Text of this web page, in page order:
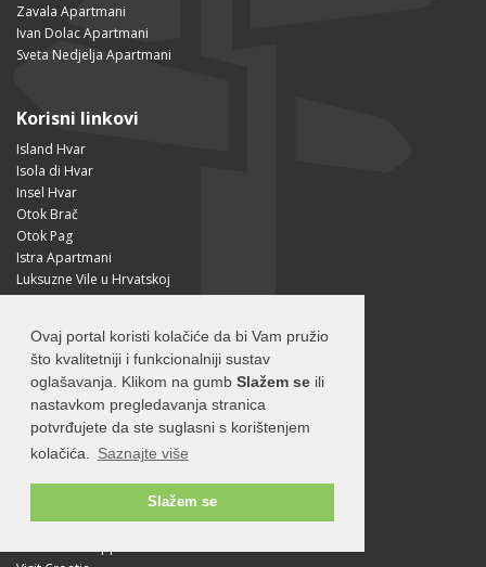
Ovaj portal koristi kolačiće da bi Vam pružio
što kvalitetniji i funkcionalniji sustav
oglašavanja. Klikom na gumb Slažem se ili
nastavkom pregledavanja stranica
potvrđujete da ste suglasni s korištenjem
kolačića.
Saznajte više
Slažem se
Zavala Apartmani
Ivan Dolac Apartmani
Sveta Nedjelja Apartmani
Korisni linkovi
Island Hvar
Isola di Hvar
Insel Hvar
Otok Brač
Otok Pag
Istra Apartmani
Luksuzne Vile u Hrvatskoj
Luksuzne nekretnine u Hrvatskoj
About
O nama
Uvjeti korištenja
Pravilnik o privatnosti
Kako doći na Hvar?